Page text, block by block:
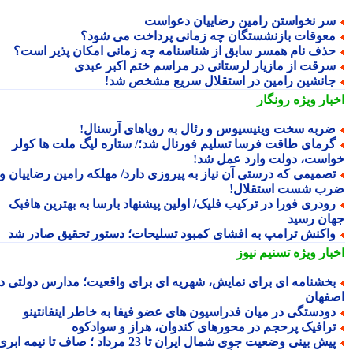
نخواستن رامین رضاییان دعواست
بازنشستگان چه زمانی پرداخت می شود؟
نام همسر سابق از شناسنامه چه زمانی امکان پذیر است؟
از مازیار لرستانی در مراسم ختم اکبر عبدی
رامین در استقلال سریع مشخص شد!
ویژهرونگار
سخت وینیسیوس و رئال به رویاهای آرسنال!
طاقت فرسا تسلیم فورنال شد؛/ ستاره لیگ ملت ها کولر
دولت وارد عمل شد!
که درستی آن نیاز به پیروزی دارد/ مهلکه رامین رضاییان و
شست استقلال!
فورا در ترکیب فلیک/ اولین پیشنهاد بارسا به بهترین هافبک
رسید
ترامپ به افشای کمبود تسلیحات؛ دستور تحقیق صادر شد
ویژهتسنیم نیوز
ای برای نمایش، شهریه ای برای واقعیت؛ مدارس دولتی در
در میان فدراسیون های عضو فیفا به خاطر اینفانتینو
پرحجم در محورهای کندوان، هراز و سوادکوه
بینی وضعیت جوی شمال ایران تا 23 مرداد ؛ صاف تا نیمه ابری